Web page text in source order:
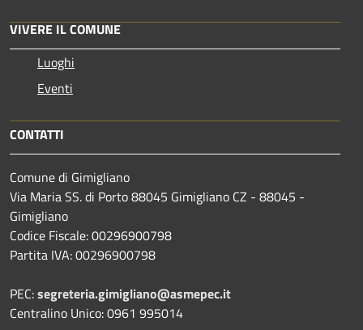
VIVERE IL COMUNE
Luoghi
Eventi
CONTATTI
Comune di Gimigliano
Via Maria SS. di Porto 88045 Gimigliano CZ - 88045 -
Gimigliano
Codice Fiscale: 00296900798
Partita IVA: 00296900798
PEC:segreteria.gimigliano@asmepec.it
Centralino Unico: 0961 995014